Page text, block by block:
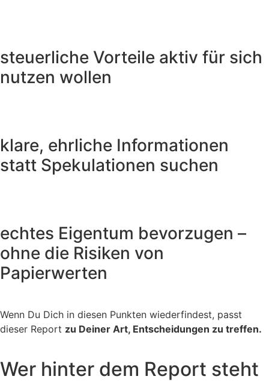
steuerliche Vorteile aktiv für sich
nutzen wollen
klare, ehrliche Informationen
statt Spekulationen suchen
echtes Eigentum bevorzugen –
ohne die Risiken von
Papierwerten
Wenn Du Dich in diesen Punkten wiederfindest, passt
dieser Report zu Deiner Art, Entscheidungen zu treffen.
Wer hinter dem Report steht